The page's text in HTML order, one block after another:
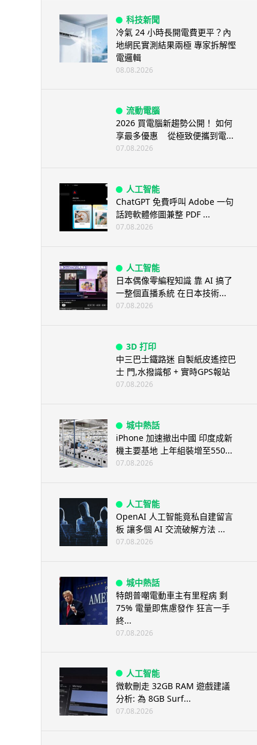
科技新聞
冷氣 24 小時長開電費更平？內
地網民實測結果兩極 專家拆解慳
電邏輯
08.08.2026
流動電腦
2026 買電腦新趨勢公開！ 如何
享最多優惠 從極致便攜到電...
07.08.2026
人工智能
ChatGPT 免費呼叫 Adobe 一句
話跨軟體修圖兼整 PDF ...
07.08.2026
人工智能
日本偶像零編程知識 靠 AI 搞了
一整個直播系統 在日本技術...
07.08.2026
3D 打印
中三巴士鐵路迷 自製紙皮遙控巴
士 門,水撥識郁 + 實時GPS報站
07.08.2026
城中熱話
iPhone 加速撤出中國 印度成新
機主要基地 上年組裝增至550...
07.08.2026
人工智能
OpenAI 人工智能竟私自建留言
板 讓多個 AI 交流破解方法 ...
07.08.2026
城中熱話
特朗普嘲電動車主有里程病 剩
75% 電量即焦慮發作 狂言一手
終...
07.08.2026
人工智能
微軟刪走 32GB RAM 遊戲建議
分析: 為 8GB Surf...
07.08.2026